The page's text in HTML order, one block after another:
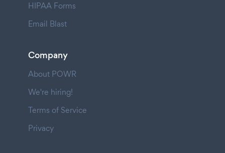
HIPAA Forms
Email Blast
Company
About POWR
We're hiring!
Terms of Service
Privacy